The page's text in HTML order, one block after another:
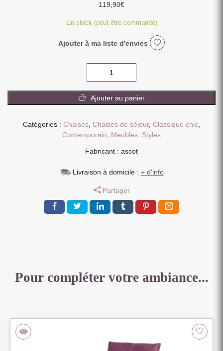
119,90€
En stock (peut être commandé)
Ajouter à ma liste d'envies
ASCOT
GRIS
MAT
ASSISE
JAUNE
64
X
Ajouter au panier
Catégories : Chaises Chaises de séjour, Classique chic
Contemporain
Meubles Styles
Fabricant : ascot
Livraison à domicile : + d'info
Partager
Pour compléter votre ambiance...